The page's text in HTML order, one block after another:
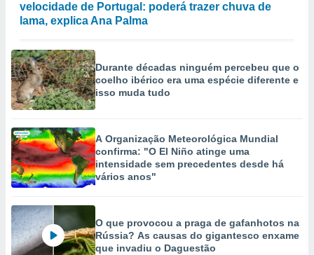
velocidade de Portugal: poderá trazer chuva de
lama, explica Ana Palma
Durante décadas ninguém percebeu que o
coelho ibérico era uma espécie diferente e
isso muda tudo
A Organização Meteorológica Mundial
confirma: "O El Niño atinge uma
intensidade sem precedentes desde há
vários anos"
O que provocou a praga de gafanhotos na
Rússia? As causas do gigantesco enxame
que invadiu o Daguestão